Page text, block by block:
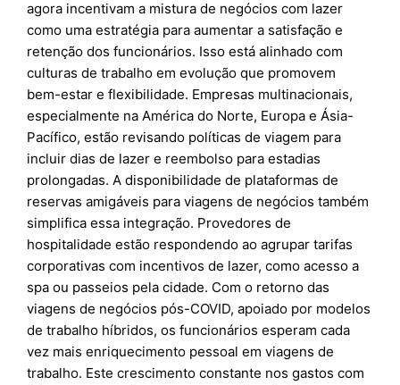
agora incentivam a mistura de negócios com lazer
como uma estratégia para aumentar a satisfação e
retenção dos funcionários. Isso está alinhado com
culturas de trabalho em evolução que promovem
bem-estar e flexibilidade. Empresas multinacionais,
especialmente na América do Norte, Europa e Ásia-
Pacífico, estão revisando políticas de viagem para
incluir dias de lazer e reembolso para estadias
prolongadas. A disponibilidade de plataformas de
reservas amigáveis para viagens de negócios também
simplifica essa integração. Provedores de
hospitalidade estão respondendo ao agrupar tarifas
corporativas com incentivos de lazer, como acesso a
spa ou passeios pela cidade. Com o retorno das
viagens de negócios pós-COVID, apoiado por modelos
de trabalho híbridos, os funcionários esperam cada
vez mais enriquecimento pessoal em viagens de
trabalho. Este crescimento constante nos gastos com